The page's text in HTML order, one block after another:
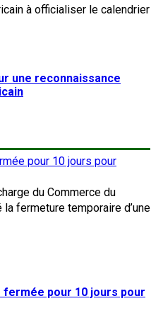
une reconnaissance
pour 10 jours pour
fermée pour 10 jours pour